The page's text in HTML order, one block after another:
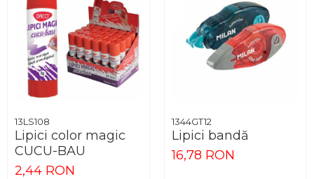
13LS108
Lipici color magic
CUCU-BAU
2,44 RON
1344GT12
Lipici bandă
16,78 RON